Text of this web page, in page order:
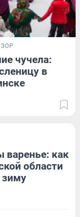
чучела:
в
варенье: как
области
зиму